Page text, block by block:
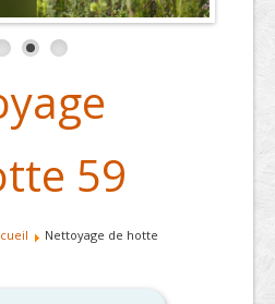
59
Nettoyage de hotte